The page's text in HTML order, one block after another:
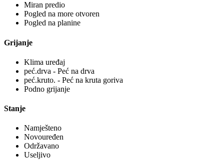
Miran predio
Pogled na more otvoren
Pogled na planine
Grijanje
Klima uređaj
peć.drva - Peć na drva
peć.kruto. - Peć na kruta goriva
Podno grijanje
Stanje
Namješteno
Novouređen
Održavano
Useljivo